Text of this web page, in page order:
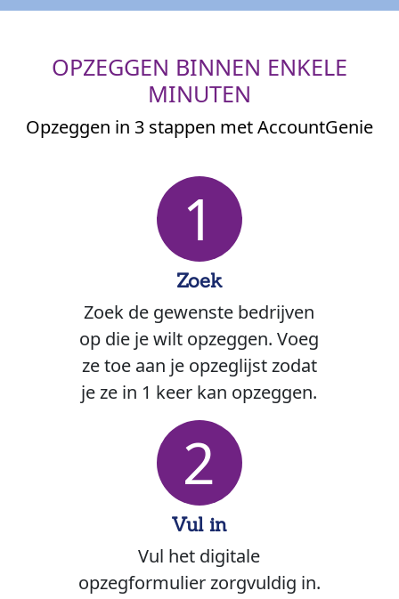
OPZEGGEN BINNEN ENKELE
MINUTEN
Opzeggen in 3 stappen met AccountGenie
1
Zoek
Zoek de gewenste bedrijven
op die je wilt opzeggen. Voeg
ze toe aan je opzeglijst zodat
je ze in 1 keer kan opzeggen.
2
Vul in
Vul het digitale
opzegformulier zorgvuldig in.